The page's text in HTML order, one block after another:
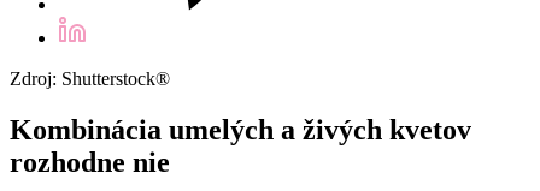
Zdroj: Shutterstock®
Kombinácia umelých a živých kvetov
rozhodne nie